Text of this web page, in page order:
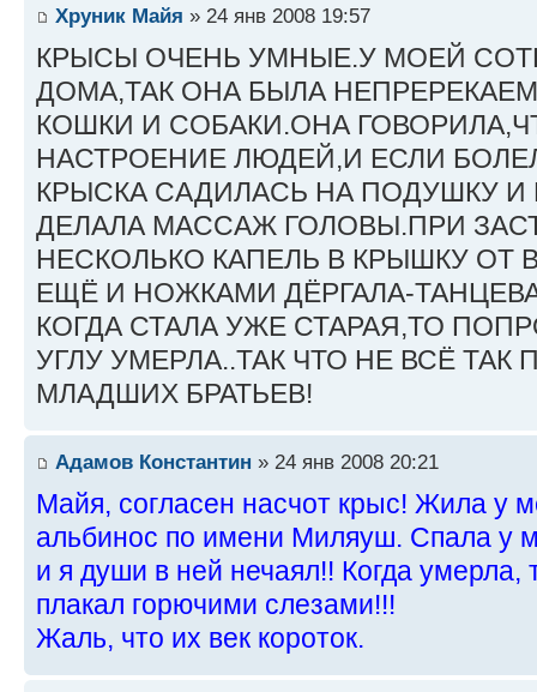
Хруник Майя » 24 янв 2008 19:57
КРЫСЫ ОЧЕНЬ УМНЫЕ.У МОЕЙ
ДОМА,ТАК ОНА БЫЛА
КОШКИ И СОБАКИ.ОНА
НАСТРОЕНИЕ ЛЮДЕЙ,И ЕСЛИ
КРЫСКА САДИЛАСЬ НА ПОДУШКУ
ДЕЛАЛА МАССАЖ ГОЛОВЫ.ПРИ
НЕСКОЛЬКО КАПЕЛЬ В КРЫШКУ ОТ
ЕЩЁ И НОЖКАМИ ДЁРГАЛА-
КОГДА СТАЛА УЖЕ СТАРАЯ,ТО
УГЛУ УМЕРЛА..ТАК ЧТО НЕ ВСЁ
МЛАДШИХ БРАТЬЕВ!
Адамов Константин » 24 янв 2008 20:21
Майя, согласен насчот крыс! Жила у
альбинос по имени Миляуш. Спала у
и я души в ней нечаял!! Когда
плакал горючими слезами!!!
Жаль, что их век короток.